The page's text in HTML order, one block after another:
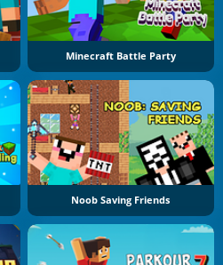
Minecraft Battle Party
Noob Saving Friends